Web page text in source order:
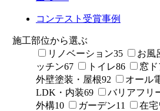
コンテスト受賞事例
施工部位から選ぶ
リノベーション35 お風
ッチン67 トイレ86 窓
外壁塗装・屋根92 オール
LDK・内装69 バリアフリ
外構10 ガーデン11 在宅